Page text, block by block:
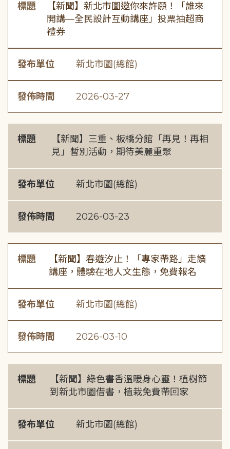
標題
【新聞】新北市圖邀你來許願！「誰來
開講—全民設計互動講座」投票抽超商
禮券
發布單位 新北市圖(總館)
發佈時間 2026-03-27
標題
【新聞】三重、板橋分館「再見！再相
見」暫別活動，期待美麗重聚
發布單位 新北市圖(總館)
發佈時間 2026-03-23
標題
【新聞】春遊汐止！「專家帶路」走讀
講座，體驗在地人文生態，免費報名
發布單位 新北市圖(總館)
發佈時間 2026-03-10
標題
【新聞】綠色書香溫暖身心靈！植樹節
到新北市圖借書，植栽免費帶回家
發布單位 新北市圖(總館)